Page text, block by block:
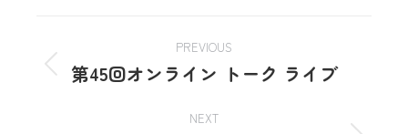
PREVIOUS
第45回オンライン トーク ライブ
NEXT